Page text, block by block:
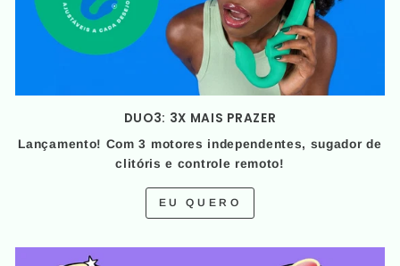
DUO3: 3X MAIS PRAZER
Lançamento! Com 3 motores independentes, sugador de
clitóris e controle remoto!
EU QUERO